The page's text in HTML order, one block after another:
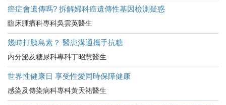
癌症會遺傳嗎? 拆解婦科癌遺傳性基因檢測疑惑
臨床腫瘤科專科吳雲英醫生
幾時打胰島素？ 醫患溝通攜手抗糖
内分泌及糖尿科專科丁昭慧醫生
世界性健康日 享受性愛同時保障健康
感染及傳染病科專科黃天祐醫生